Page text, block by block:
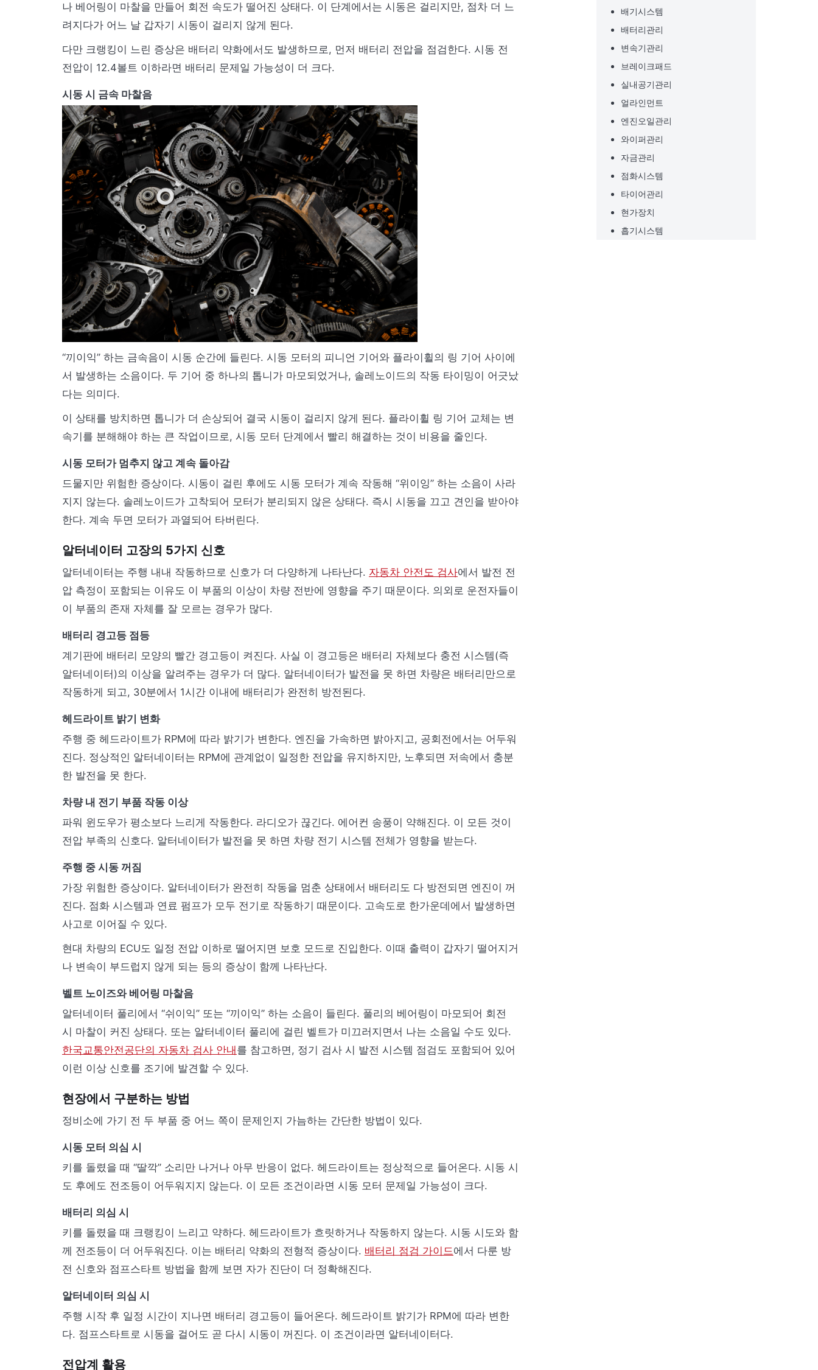
나 베어링이 마찰을 만들어 회전 속도가 떨어진 상태다. 이 단계에서는 시동은 걸리지만, 점차 더 느
려지다가 어느 날 갑자기 시동이 걸리지 않게 된다.
다만 크랭킹이 느린 증상은 배터리 약화에서도 발생하므로, 먼저 배터리 전압을 점검한다. 시동 전
전압이 12.4볼트 이하라면 배터리 문제일 가능성이 더 크다.
시동 시 금속 마찰음
“끼이익” 하는 금속음이 시동 순간에 들린다. 시동 모터의 피니언 기어와 플라이휠의 링 기어 사이에
서 발생하는 소음이다. 두 기어 중 하나의 톱니가 마모되었거나, 솔레노이드의 작동 타이밍이 어긋났
다는 의미다.
이 상태를 방치하면 톱니가 더 손상되어 결국 시동이 걸리지 않게 된다. 플라이휠 링 기어 교체는 변
속기를 분해해야 하는 큰 작업이므로, 시동 모터 단계에서 빨리 해결하는 것이 비용을 줄인다.
시동 모터가 멈추지 않고 계속 돌아감
드물지만 위험한 증상이다. 시동이 걸린 후에도 시동 모터가 계속 작동해 “위이잉” 하는 소음이 사라
지지 않는다. 솔레노이드가 고착되어 모터가 분리되지 않은 상태다. 즉시 시동을 끄고 견인을 받아야
한다. 계속 두면 모터가 과열되어 타버린다.
알터네이터 고장의 5가지 신호
알터네이터는 주행 내내 작동하므로 신호가 더 다양하게 나타난다. 자동차 안전도 검사에서 발전 전
압 측정이 포함되는 이유도 이 부품의 이상이 차량 전반에 영향을 주기 때문이다. 의외로 운전자들이
이 부품의 존재 자체를 잘 모르는 경우가 많다.
배터리 경고등 점등
계기판에 배터리 모양의 빨간 경고등이 켜진다. 사실 이 경고등은 배터리 자체보다 충전 시스템(즉
알터네이터)의 이상을 알려주는 경우가 더 많다. 알터네이터가 발전을 못 하면 차량은 배터리만으로
작동하게 되고, 30분에서 1시간 이내에 배터리가 완전히 방전된다.
헤드라이트 밝기 변화
주행 중 헤드라이트가 RPM에 따라 밝기가 변한다. 엔진을 가속하면 밝아지고, 공회전에서는 어두워
진다. 정상적인 알터네이터는 RPM에 관계없이 일정한 전압을 유지하지만, 노후되면 저속에서 충분
한 발전을 못 한다.
차량 내 전기 부품 작동 이상
파워 윈도우가 평소보다 느리게 작동한다. 라디오가 끊긴다. 에어컨 송풍이 약해진다. 이 모든 것이
전압 부족의 신호다. 알터네이터가 발전을 못 하면 차량 전기 시스템 전체가 영향을 받는다.
주행 중 시동 꺼짐
가장 위험한 증상이다. 알터네이터가 완전히 작동을 멈춘 상태에서 배터리도 다 방전되면 엔진이 꺼
진다. 점화 시스템과 연료 펌프가 모두 전기로 작동하기 때문이다. 고속도로 한가운데에서 발생하면
사고로 이어질 수 있다.
현대 차량의 ECU도 일정 전압 이하로 떨어지면 보호 모드로 진입한다. 이때 출력이 갑자기 떨어지거
나 변속이 부드럽지 않게 되는 등의 증상이 함께 나타난다.
벨트 노이즈와 베어링 마찰음
알터네이터 풀리에서 “쉬이익” 또는 “끼이익” 하는 소음이 들린다. 풀리의 베어링이 마모되어 회전
시 마찰이 커진 상태다. 또는 알터네이터 풀리에 걸린 벨트가 미끄러지면서 나는 소음일 수도 있다.
한국교통안전공단의 자동차 검사 안내 를 참고하면, 정기 검사 시 발전 시스템 점검도 포함되어 있어
이런 이상 신호를 조기에 발견할 수 있다.
현장에서 구분하는 방법
정비소에 가기 전 두 부품 중 어느 쪽이 문제인지 가늠하는 간단한 방법이 있다.
시동 모터 의심 시
키를 돌렸을 때 “딸깍” 소리만 나거나 아무 반응이 없다. 헤드라이트는 정상적으로 들어온다. 시동 시
도 후에도 전조등이 어두워지지 않는다. 이 모든 조건이라면 시동 모터 문제일 가능성이 크다.
배터리 의심 시
키를 돌렸을 때 크랭킹이 느리고 약하다. 헤드라이트가 흐릿하거나 작동하지 않는다. 시동 시도와 함
께 전조등이 더 어두워진다. 이는 배터리 약화의 전형적 증상이다. 배터리 점검 가이드에서 다룬 방
전 신호와 점프스타트 방법을 함께 보면 자가 진단이 더 정확해진다.
알터네이터 의심 시
주행 시작 후 일정 시간이 지나면 배터리 경고등이 들어온다. 헤드라이트 밝기가 RPM에 따라 변한
다. 점프스타트로 시동을 걸어도 곧 다시 시동이 꺼진다. 이 조건이라면 알터네이터다.
전압계 활용
배기시스템
배터리관리
변속기관리
브레이크패드
실내공기관리
얼라인먼트
엔진오일관리
와이퍼관리
자금관리
점화시스템
타이어관리
현가장치
흡기시스템